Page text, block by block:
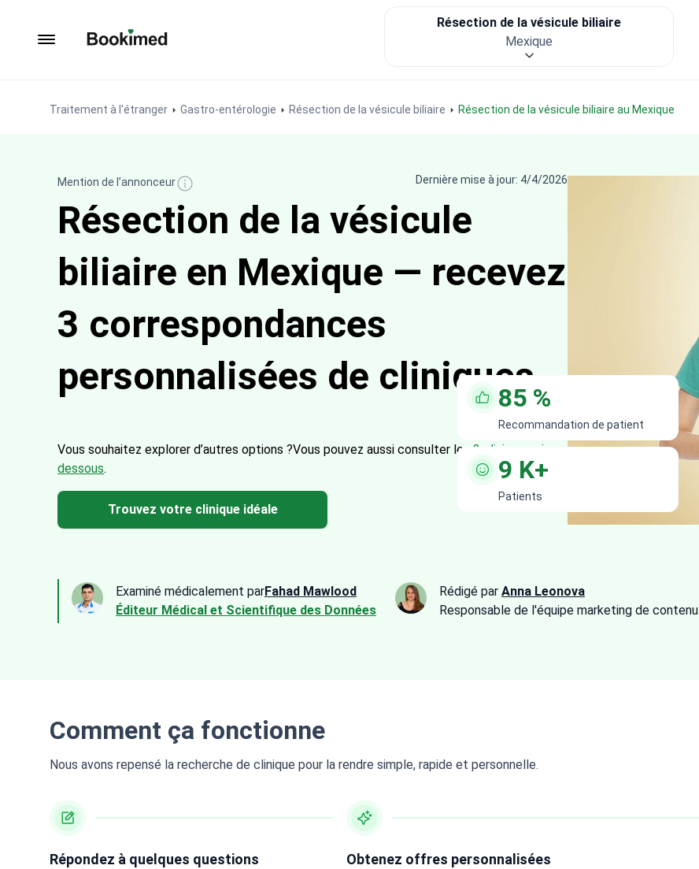
Traitement à l'étranger Gastro-entérologie Résection de la vésicule biliaire Résection de la vésicule biliaire au Mexique
Résection de la vésicule biliaire
Mexique
Mention de l’annonceur Dernière mise à jour: 4/4/2026
Résection de la vésicule
biliaire en Mexique — recevez
3 correspondances
personnalisées de cliniques
Vous souhaitez explorer d’autres options ?Vous pouvez aussi consulter les 2 cliniques ci-
dessous.
Trouvez votre clinique idéale
85 %
Recommandation de patient
9 K+
Patients
Examiné médicalement parFahad Mawlood
Éditeur Médical et Scientifique des Données
Rédigé par Anna Leonova
Responsable de l'équipe marketing de contenu
Comment ça fonctionne
Nous avons repensé la recherche de clinique pour la rendre simple, rapide et personnelle.
Répondez à quelques questions
Obtenez offres personnalisées